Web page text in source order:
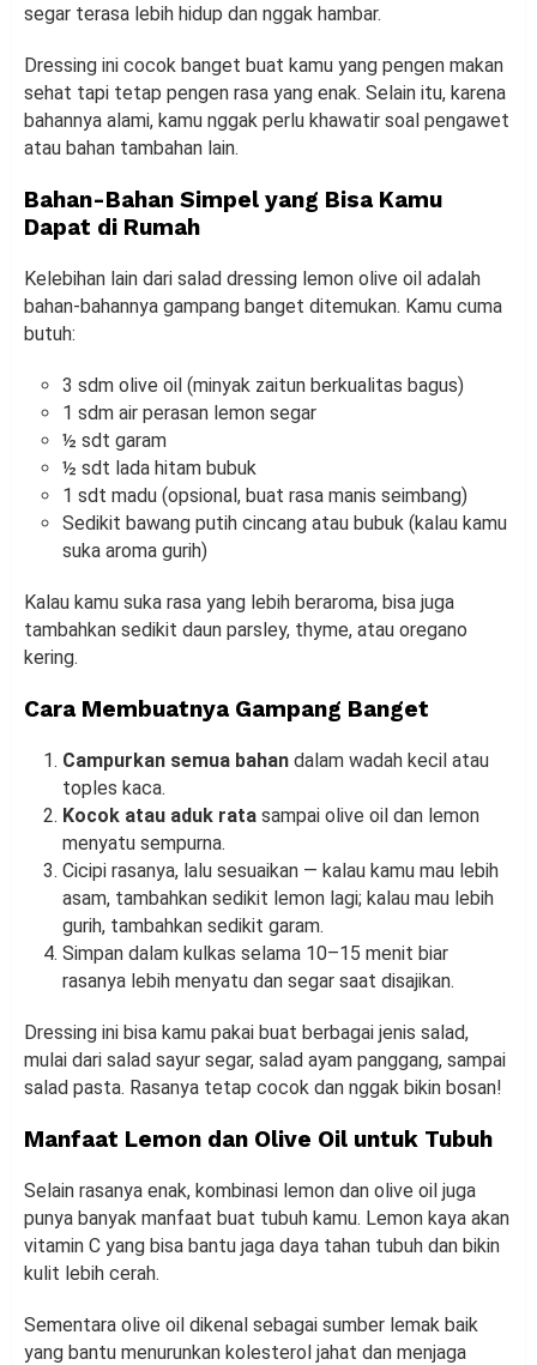
segar terasa lebih hidup dan nggak hambar.
Dressing ini cocok banget buat kamu yang pengen makan
sehat tapi tetap pengen rasa yang enak. Selain itu, karena
bahannya alami, kamu nggak perlu khawatir soal pengawet
atau bahan tambahan lain.
Bahan-Bahan Simpel yang Bisa Kamu
Dapat di Rumah
Kelebihan lain dari salad dressing lemon olive oil adalah
bahan-bahannya gampang banget ditemukan. Kamu cuma
butuh:
3 sdm olive oil (minyak zaitun berkualitas bagus)
1 sdm air perasan lemon segar
½ sdt garam
½ sdt lada hitam bubuk
1 sdt madu (opsional, buat rasa manis seimbang)
Sedikit bawang putih cincang atau bubuk (kalau kamu
suka aroma gurih)
Kalau kamu suka rasa yang lebih beraroma, bisa juga
tambahkan sedikit daun parsley, thyme, atau oregano
kering.
Cara Membuatnya Gampang Banget
Campurkan semua bahan dalam wadah kecil atau
toples kaca.
Kocok atau aduk rata sampai olive oil dan lemon
menyatu sempurna.
Cicipi rasanya, lalu sesuaikan — kalau kamu mau lebih
asam, tambahkan sedikit lemon lagi; kalau mau lebih
gurih, tambahkan sedikit garam.
Simpan dalam kulkas selama 10–15 menit biar
rasanya lebih menyatu dan segar saat disajikan.
Dressing ini bisa kamu pakai buat berbagai jenis salad,
mulai dari salad sayur segar, salad ayam panggang, sampai
salad pasta. Rasanya tetap cocok dan nggak bikin bosan!
Manfaat Lemon dan Olive Oil untuk Tubuh
Selain rasanya enak, kombinasi lemon dan olive oil juga
punya banyak manfaat buat tubuh kamu. Lemon kaya akan
vitamin C yang bisa bantu jaga daya tahan tubuh dan bikin
kulit lebih cerah.
Sementara olive oil dikenal sebagai sumber lemak baik
yang bantu menurunkan kolesterol jahat dan menjaga